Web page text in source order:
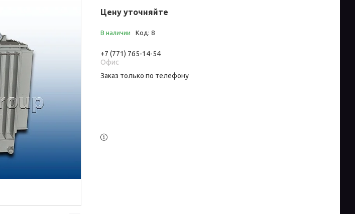
Цену уточняйте
В наличии Код: 8
+7 (771) 765-14-54
Офис
Заказ только по телефону